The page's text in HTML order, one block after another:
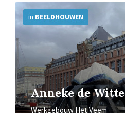
in BEELDHOUWEN
Anneke de Witte
Werkgebouw Het Veem
More
Info